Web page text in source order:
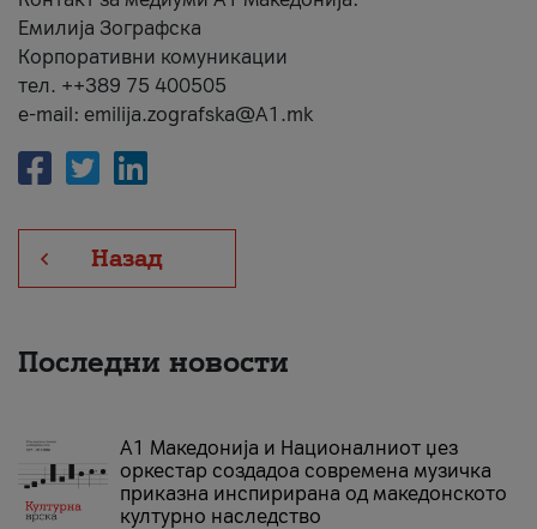
Емилија Зографска
Корпоративни комуникации
тел. ++389 75 400505
e-mail: emilija.zografska@A1.mk
Назад
Последни новости
А1 Македонија и Националниот џез
оркестар создадоа современа музичка
приказна инспирирана од македонското
културно наследство